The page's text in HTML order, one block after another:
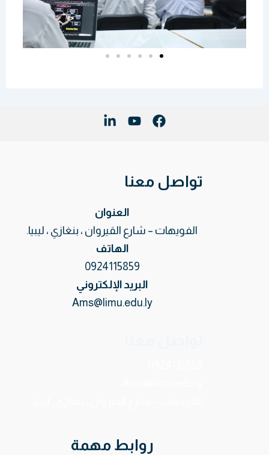
تواصل معنا
العنوان
الفويهات – شارع القيروان ، بنغازي ، ليبيا.
الهاتف
0924115859
البريد الإلكتروني
Ams@limu.edu.ly
روابط مهمة